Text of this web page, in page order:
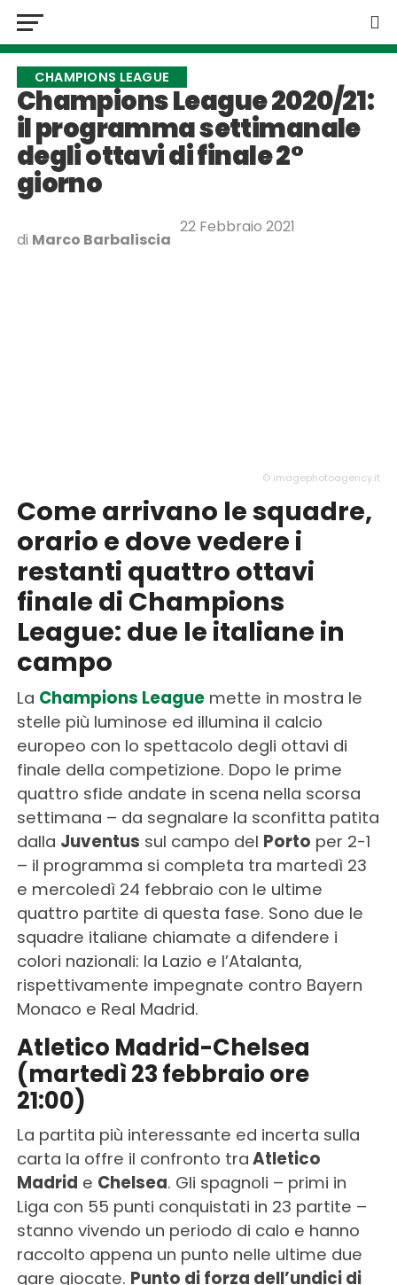
CHAMPIONS LEAGUE
Champions League 2020/21:
il programma settimanale
degli ottavi di finale 2°
giorno
di Marco Barbaliscia
22 Febbraio 2021
© imagephotoagency.it
Come arrivano le squadre,
orario e dove vedere i
restanti quattro ottavi
finale di Champions
League: due le italiane in
campo
La Champions League mette in mostra le
stelle più luminose ed illumina il calcio
europeo con lo spettacolo degli ottavi di
finale della competizione. Dopo le prime
quattro sfide andate in scena nella scorsa
settimana – da segnalare la sconfitta patita
dalla Juventus sul campo del Porto per 2-1
– il programma si completa tra martedì 23
e mercoledì 24 febbraio con le ultime
quattro partite di questa fase. Sono due le
squadre italiane chiamate a difendere i
colori nazionali: la Lazio e l’Atalanta,
rispettivamente impegnate contro Bayern
Monaco e Real Madrid.
Atletico Madrid-Chelsea
(martedì 23 febbraio ore
21:00)
La partita più interessante ed incerta sulla
carta la offre il confronto tra Atletico
Madrid e Chelsea. Gli spagnoli – primi in
Liga con 55 punti conquistati in 23 partite –
stanno vivendo un periodo di calo e hanno
raccolto appena un punto nelle ultime due
gare giocate. Punto di forza dell’undici di